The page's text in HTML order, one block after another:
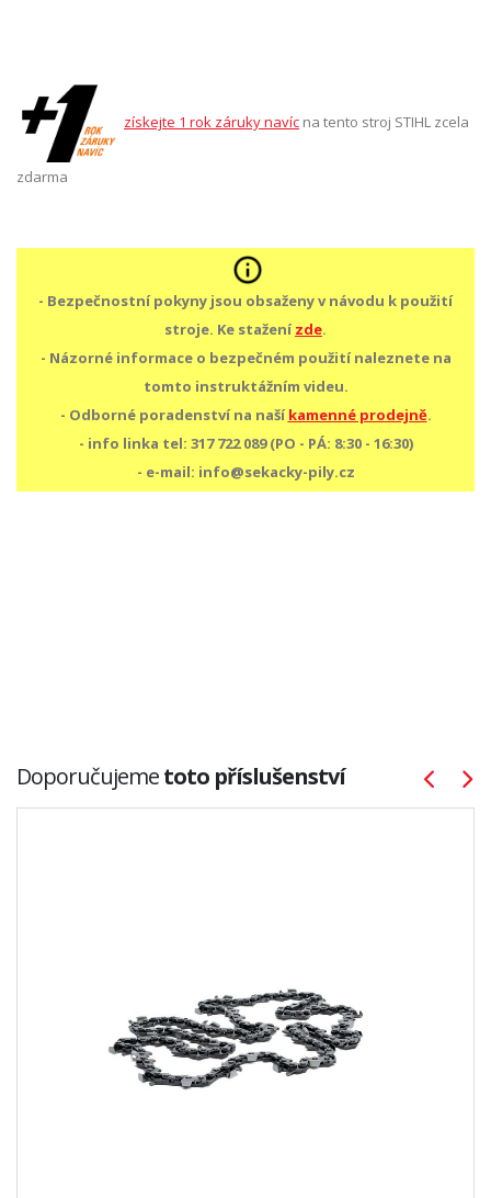
získejte 1 rok záruky navíc na tento stroj STIHL zcela
zdarma
- Bezpečnostní pokyny jsou obsaženy v návodu k použití
stroje. Ke staženízde.
- Názorné informace o bezpečném použití naleznete na
tomto instruktážním videu.
- Odborné poradenství na našíkamenné prodejně.
- info linka tel: 317 722 089 (PO - PÁ: 8:30 - 16:30)
- e-mail: info@sekacky-pily.cz
Doporučujemetoto příslušenství